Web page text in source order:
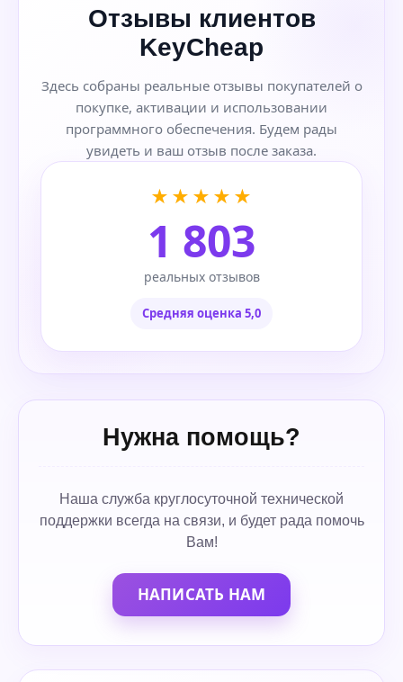
Отзывы клиентов
KeyCheap
Здесь собраны реальные отзывы покупателей о
покупке, активации и использовании
программного обеспечения. Будем рады
увидеть и ваш отзыв после заказа.
★★★★★
1 803
реальных отзывов
Средняя оценка 5,0
Нужна помощь?
Наша служба круглосуточной технической
поддержки всегда на связи, и будет рада помочь
Вам!
НАПИСАТЬ НАМ